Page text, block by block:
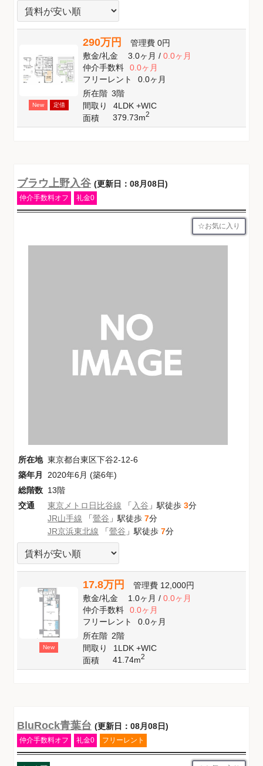
New 定借
290万円 管理費 0円
敷金/礼金 3.0ヶ月/ 0.0ヶ月
仲介手数料
0.0ヶ月
フリーレント
0.0ヶ月
所在階 3階
間取り
4LDK +WIC
面積
379.73m2
ブラウ上野入谷 (更新日：08月08日)
仲介手数料オフ 礼金0
お気に入り
所在地 東京都台東区下谷2-12-6
築年月
2020年6月 (築6年)
総階数 13階
交通
東京メトロ日比谷線 「 入谷 」駅徒歩 3分
JR山手線 「鶯谷 」駅徒歩 7分
JR京浜東北線 「鶯谷 」駅徒歩 7分
New
17.8万円 管理費 12,000円
敷金/礼金 1.0ヶ月/ 0.0ヶ月
仲介手数料
0.0ヶ月
フリーレント
0.0ヶ月
所在階 2階
間取り
1LDK +WIC
面積
41.74m2
BluRock青葉台 (更新日：08月08日)
仲介手数料オフ 礼金0 フリーレント